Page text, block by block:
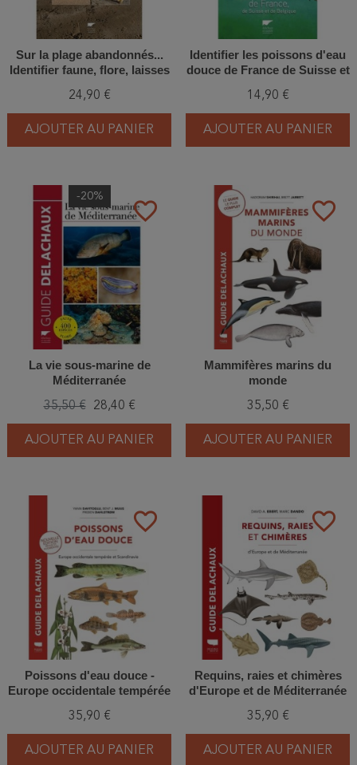
Sur la plage abandonnés...
Identifier faune, flore, laisses
24,90 €
AJOUTER AU PANIER
Identifier les poissons d'eau
douce de France de Suisse et
14,90 €
AJOUTER AU PANIER
favorite_border
-20%
La vie sous-marine de
Méditerranée
35,50 € 28,40 €
AJOUTER AU PANIER
favorite_border
Mammifères marins du
monde
35,50 €
AJOUTER AU PANIER
favorite_border
Poissons d'eau douce -
Europe occidentale tempérée
35,90 €
AJOUTER AU PANIER
favorite_border
Requins, raies et chimères
d'Europe et de Méditerranée
35,90 €
AJOUTER AU PANIER